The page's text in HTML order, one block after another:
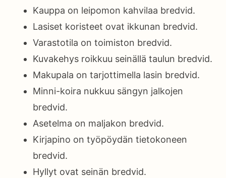
Kauppa on leipomon kahvilaa bredvid.
Lasiset koristeet ovat ikkunan bredvid.
Varastotila on toimiston bredvid.
Kuvakehys roikkuu seinällä taulun bredvid.
Makupala on tarjottimella lasin bredvid.
Minni-koira nukkuu sängyn jalkojen
bredvid.
Asetelma on maljakon bredvid.
Kirjapino on työpöydän tietokoneen
bredvid.
Hyllyt ovat seinän bredvid.